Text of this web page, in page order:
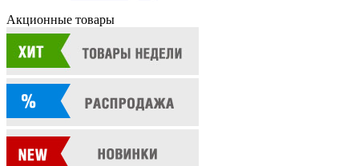
Акционные товары